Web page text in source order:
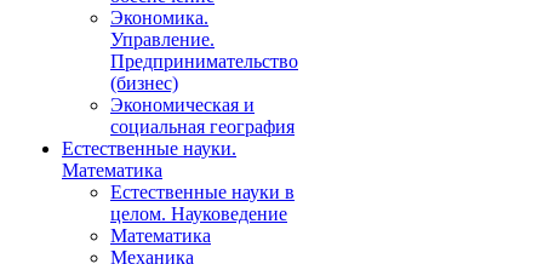
Экономика.
Управление.
Предпринимательство
(бизнес)
Экономическая и
социальная география
Естественные науки.
Математика
Естественные науки в
целом. Науковедение
Математика
Механика